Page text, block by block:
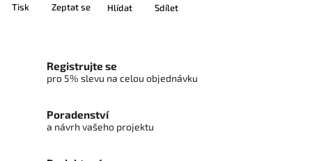
Tisk Zeptat se Hlídat Sdílet
Registrujte se
pro 5% slevu na celou objednávku
Poradenství
a návrh vašeho projektu